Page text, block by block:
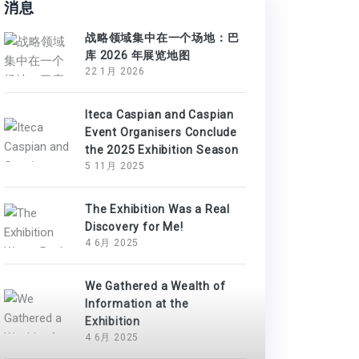
消息
战略领域集中在一个场地：巴
库 2026 年展览地图
22 1月 2026
Iteca Caspian and Caspian
Event Organisers Conclude
the 2025 Exhibition Season
5 11月 2025
The Exhibition Was a Real
Discovery for Me!
4 6月 2025
We Gathered a Wealth of
Information at the
Exhibition
4 6月 2025